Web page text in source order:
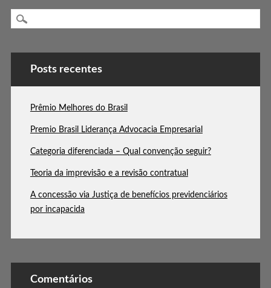
Posts recentes
Prêmio Melhores do Brasil
Premio Brasil Liderança Advocacia Empresarial
Categoria diferenciada – Qual convenção seguir?
Teoria da imprevisão e a revisão contratual
A concessão via Justiça de benefícios previdenciários
por incapacida
Comentários